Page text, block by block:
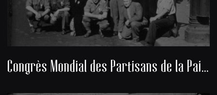
Congrès Mondial des Partisans de la Paix 1949